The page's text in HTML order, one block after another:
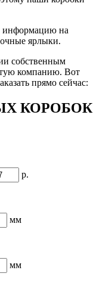
информацию на
ярлыки.
собственным
компанию. Вот
прямо сейчас:
КОРОБОК
р.
мм
мм